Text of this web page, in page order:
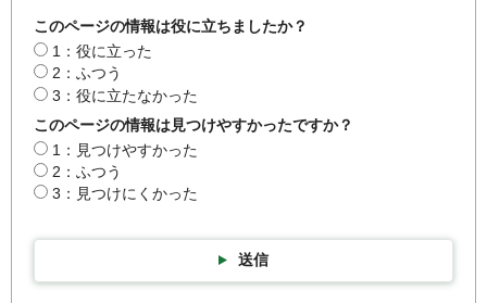
このページの情報は役に立ちましたか？
1：役に立った
2：ふつう
3：役に立たなかった
このページの情報は見つけやすかったですか？
1：見つけやすかった
2：ふつう
3：見つけにくかった
送信